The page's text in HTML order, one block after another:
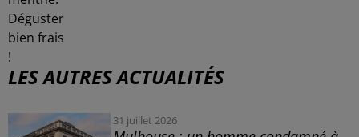
Déguster
bien frais
!
LES AUTRES ACTUALITÉS
31 juillet 2026